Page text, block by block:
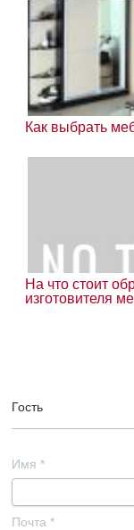
Как выбрать
На что стоит
изготовителя
Гость
Имя *
Почта *